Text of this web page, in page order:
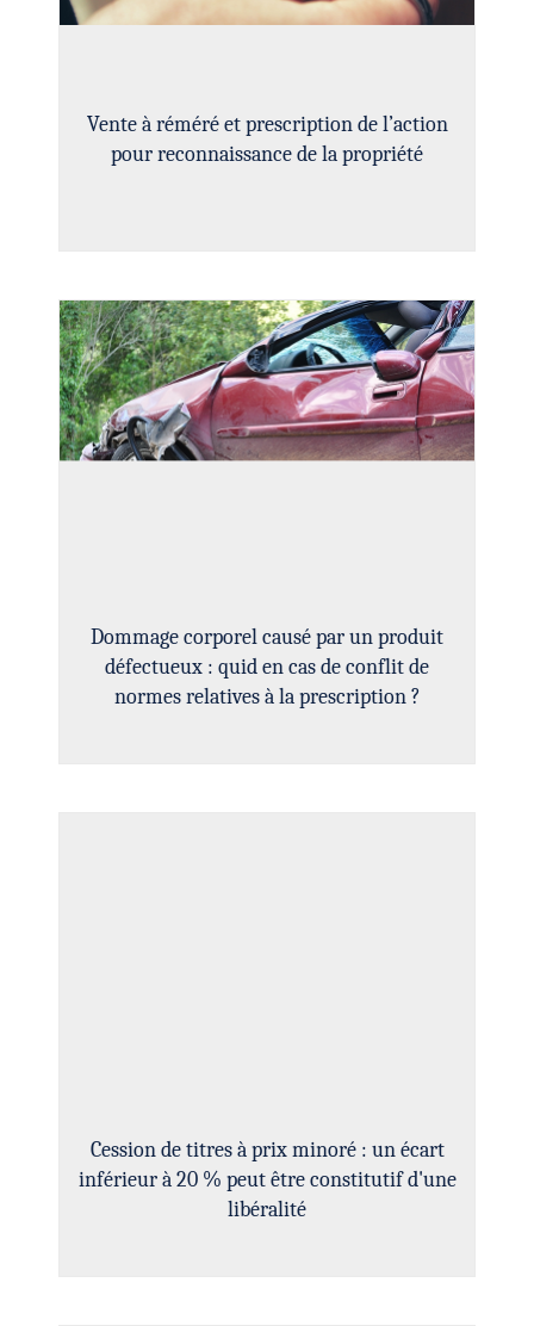
Vente à réméré et prescription de l’action
pour reconnaissance de la propriété
Dommage corporel causé par un produit
défectueux : quid en cas de conflit de
normes relatives à la prescription ?
Cession de titres à prix minoré : un écart
inférieur à 20 % peut être constitutif d'une
libéralité